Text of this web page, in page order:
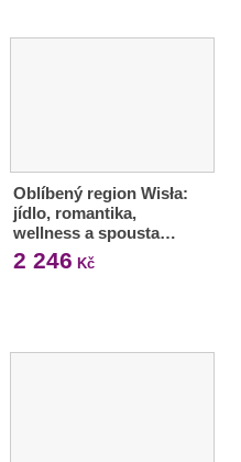
Oblíbený region Wisła:
jídlo, romantika,
wellness a spousta…
2 246 Kč